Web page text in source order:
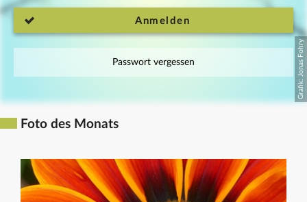
Anmelden
Passwort vergessen
Foto des Monats